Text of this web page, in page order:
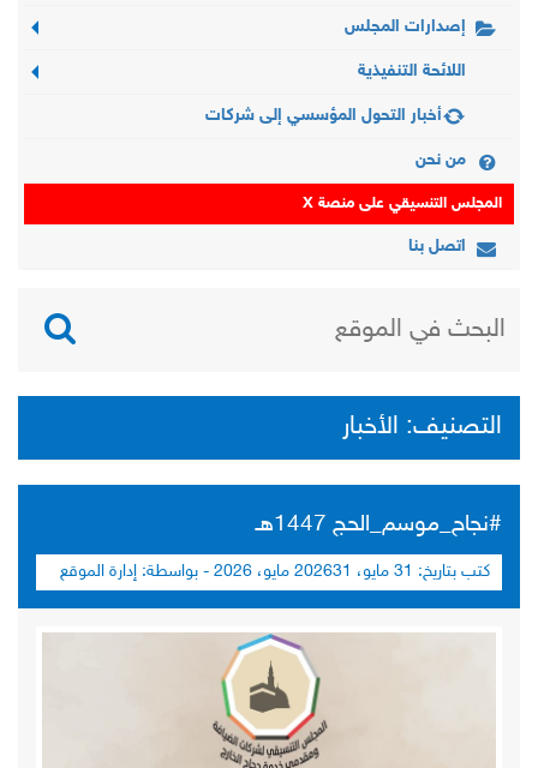
إصدارات المجلس
اللائحة التنفيذية
أخبار التحول المؤسسي إلى شركات
من نحن
المجلس التنسيقي على منصة X
اتصل بنا
التصنيف: الأخبار
#نجاح_موسم_الحج 1447هـ
كتب بتاريخ: 31 مايو، 2026 31 مايو، 2026 - بواسطة: إدارة الموقع